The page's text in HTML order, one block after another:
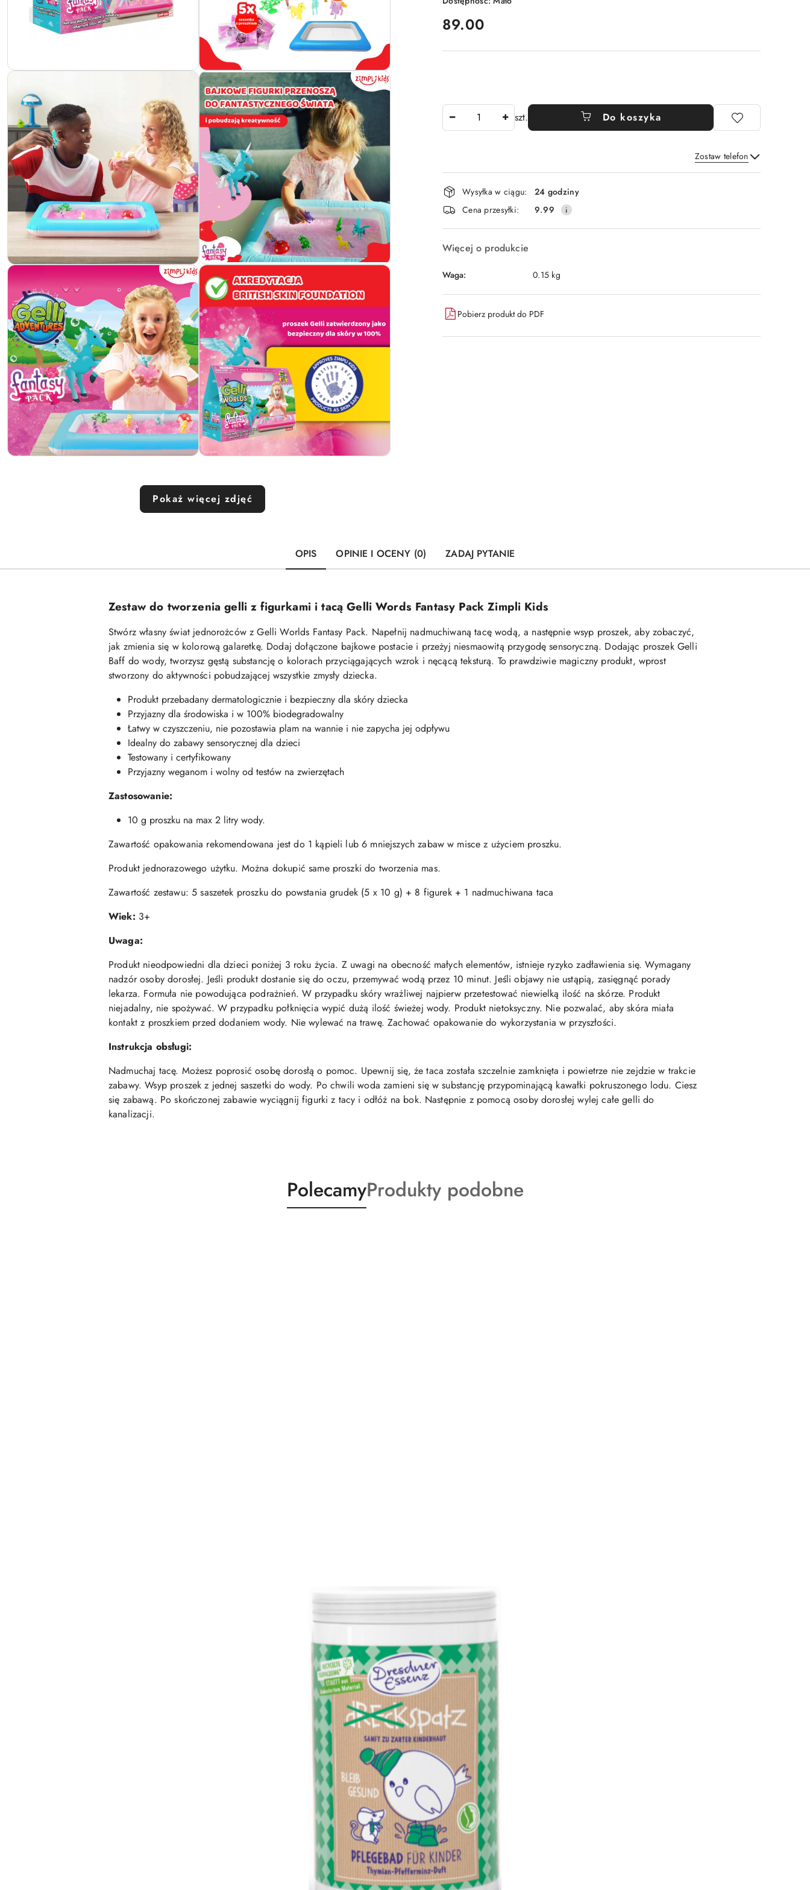
Pokaż więcej zdjęć
cena:
89.00
szt. Do koszyka
Zostaw telefon
Wyślij
Dostępność
i
dostawa
Wysyłka w ciągu:
24 godziny
Cena przesyłki:
9.99
Więcej o produkcie
Waga: 0.15 kg
Pobierz produkt do PDF
OPIS OPINIE I OCENY (0) ZADAJ PYTANIE
Zestaw do tworzenia gelli z figurkami i tacą Gelli Words Fantasy Pack Zimpli Kids
Stwórz własny świat jednorożców z Gelli Worlds Fantasy Pack. Napełnij nadmuchiwaną tacę wodą, a następnie wsyp proszek, aby zobaczyć,
jak zmienia się w kolorową galaretkę. Dodaj dołączone bajkowe postacie i przeżyj niesmaowitą przygodę sensoryczną. Dodając proszek Gelli
Baff do wody, tworzysz gęstą substancję o kolorach przyciągających wzrok i nęcącą teksturą. To prawdziwie magiczny produkt, wprost
stworzony do aktywności pobudzającej wszystkie zmysły dziecka.
Produkt przebadany dermatologicznie i bezpieczny dla skóry dziecka
Przyjazny dla środowiska i w 100% biodegradowalny
Łatwy w czyszczeniu, nie pozostawia plam na wannie i nie zapycha jej odpływu
Idealny do zabawy sensorycznej dla dzieci
Testowany i certyfikowany
Przyjazny weganom i wolny od testów na zwierzętach
Zastosowanie:
10 g proszku na max 2 litry wody.
Zawartość opakowania rekomendowana jest do 1 kąpieli lub 6 mniejszych zabaw w misce z użyciem proszku.
Produkt jednorazowego użytku. Można dokupić same proszki do tworzenia mas.
Zawartość zestawu: 5 saszetek proszku do powstania grudek (5 x 10 g) + 8 figurek + 1 nadmuchiwana taca
Wiek: 3+
Uwaga:
Produkt nieodpowiedni dla dzieci poniżej 3 roku życia. Z uwagi na obecność małych elementów, istnieje ryzyko zadławienia się. Wymagany
nadzór osoby dorosłej. Jeśli produkt dostanie się do oczu, przemywać wodą przez 10 minut. Jeśli objawy nie ustąpią, zasięgnąć porady
lekarza. Formuła nie powodująca podrażnień. W przypadku skóry wrażliwej najpierw przetestować niewielką ilość na skórze. Produkt
niejadalny, nie spożywać. W przypadku połknięcia wypić dużą ilość świeżej wody. Produkt nietoksyczny. Nie pozwalać, aby skóra miała
kontakt z proszkiem przed dodaniem wody. Nie wylewać na trawę. Zachować opakowanie do wykorzystania w przyszłości.
Instrukcja obsługi:
Nadmuchaj tacę. Możesz poprosić osobę dorosłą o pomoc. Upewnij się, że taca została szczelnie zamknięta i powietrze nie zejdzie w trakcie
zabawy. Wsyp proszek z jednej saszetki do wody. Po chwili woda zamieni się w substancję przypominającą kawałki pokruszonego lodu. Ciesz
się zabawą. Po skończonej zabawie wyciągnij figurki z tacy i odłóż na bok. Następnie z pomocą osoby dorosłej wylej całe gelli do
kanalizacji.
Produkty
o
PolecamyProdukty
o
Produkty podobne